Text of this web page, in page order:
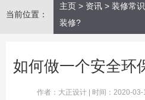
当前位置：
主页 > 资讯 > 装修常识
装修?
如何做一个安全环
作者：大正设计 | 时间：2020-